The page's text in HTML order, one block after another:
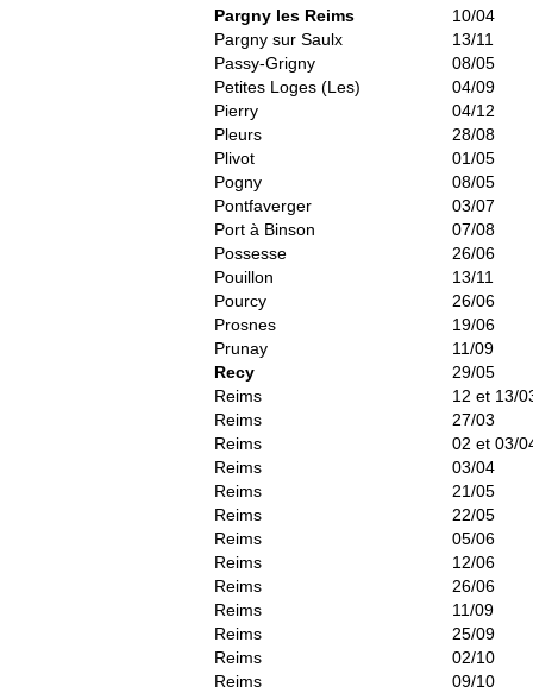
Pargny les Reims
10/04
Pargny sur Saulx
13/11
Passy-Grigny
08/05
Petites Loges (Les)
04/09
Pierry
04/12
Pleurs
28/08
Plivot
01/05
Pogny
08/05
Pontfaverger
03/07
Port à Binson
07/08
Possesse
26/06
Pouillon
13/11
Pourcy
26/06
Prosnes
19/06
Prunay
11/09
Recy
29/05
Reims
12 et 13/
Reims
27/03
Reims
02 et 03/
Reims
03/04
Reims
21/05
Reims
22/05
Reims
05/06
Reims
12/06
Reims
26/06
Reims
11/09
Reims
25/09
Reims
02/10
Reims
09/10